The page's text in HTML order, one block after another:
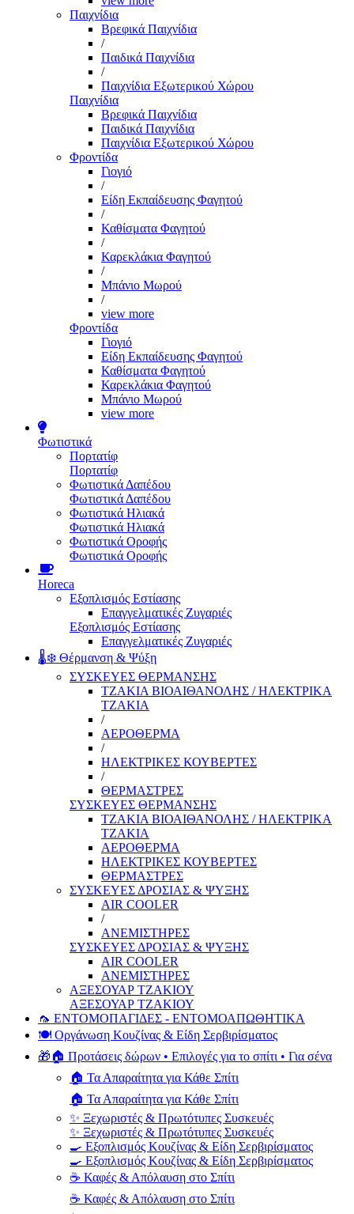
Παιχνίδια
Βρεφικά Παιχνίδια
/
Παιδικά Παιχνίδια
/
Παιχνίδια Εξωτερικού Χώρου
Παιχνίδια
Βρεφικά Παιχνίδια
Παιδικά Παιχνίδια
Παιχνίδια Εξωτερικού Χώρου
Φροντίδα
Γιογιό
/
Είδη Εκπαίδευσης Φαγητού
/
Καθίσματα Φαγητού
/
Καρεκλάκια Φαγητού
/
Μπάνιο Μωρού
/
view more
Φροντίδα
Γιογιό
Είδη Εκπαίδευσης Φαγητού
Καθίσματα Φαγητού
Καρεκλάκια Φαγητού
Μπάνιο Μωρού
view more
Φωτιστικά
Πορτατίφ
Πορτατίφ
Φωτιστικά Δαπέδου
Φωτιστικά Δαπέδου
Φωτιστικά Ηλιακά
Φωτιστικά Ηλιακά
Φωτιστικά Οροφής
Φωτιστικά Οροφής
Horeca
Εξοπλισμός Εστίασης
Επαγγελματικές Ζυγαριές
Εξοπλισμός Εστίασης
Επαγγελματικές Ζυγαριές
🌡️❄️ Θέρμανση & Ψύξη
ΣΥΣΚΕΥΕΣ ΘΕΡΜΑΝΣΗΣ
ΤΖΑΚΙΑ ΒΙΟΑΙΘΑΝΟΛΗΣ / ΗΛΕΚΤΡΙΚΑ
ΤΖΑΚΙΑ
/
ΑΕΡΟΘΕΡΜΑ
/
ΗΛΕΚΤΡΙΚΕΣ ΚΟΥΒΕΡΤΕΣ
/
ΘΕΡΜΑΣΤΡΕΣ
ΣΥΣΚΕΥΕΣ ΘΕΡΜΑΝΣΗΣ
ΤΖΑΚΙΑ ΒΙΟΑΙΘΑΝΟΛΗΣ / ΗΛΕΚΤΡΙΚΑ
ΤΖΑΚΙΑ
ΑΕΡΟΘΕΡΜΑ
ΗΛΕΚΤΡΙΚΕΣ ΚΟΥΒΕΡΤΕΣ
ΘΕΡΜΑΣΤΡΕΣ
ΣΥΣΚΕΥΕΣ ΔΡΟΣΙΑΣ & ΨΥΞΗΣ
AIR COOLER
/
ΑΝΕΜΙΣΤΗΡΕΣ
ΣΥΣΚΕΥΕΣ ΔΡΟΣΙΑΣ & ΨΥΞΗΣ
AIR COOLER
ΑΝΕΜΙΣΤΗΡΕΣ
ΑΞΕΣΟΥΑΡ ΤΖΑΚΙΟΥ
ΑΞΕΣΟΥΑΡ ΤΖΑΚΙΟΥ
🦟 ΕΝΤΟΜΟΠΑΓΙΔΕΣ - ΕΝΤΟΜΟΑΠΩΘΗΤΙΚΑ
🍽️ Οργάνωση Κουζίνας & Είδη Σερβιρίσματος
🎁🏠 Προτάσεις δώρων • Επιλογές για το σπίτι • Για σένα
🏠 Τα Απαραίτητα για Κάθε Σπίτι
🏠 Τα Απαραίτητα για Κάθε Σπίτι
✨ Ξεχωριστές & Πρωτότυπες Συσκευές
✨ Ξεχωριστές & Πρωτότυπες Συσκευές
🍳 Εξοπλισμός Κουζίνας & Είδη Σερβιρίσματος
🍳 Εξοπλισμός Κουζίνας & Είδη Σερβιρίσματος
☕ Καφές & Απόλαυση στο Σπίτι
☕ Καφές & Απόλαυση στο Σπίτι